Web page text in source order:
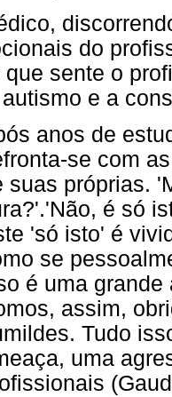
do
sente o
e a
anos de
se com
suas próprias.
é só
'só isto' é
se
é uma grande
assim,
Tudo
uma